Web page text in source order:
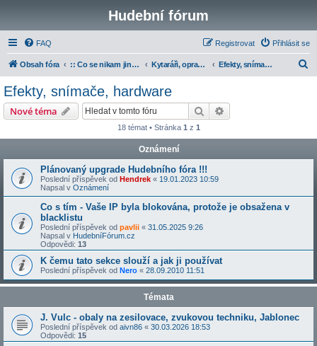
Hudební fórum
FAQ Přihlásit se
Registrovat
Obsah fóra :: Co se nikam jinam nevešlo Kytaráři, opraváři, zvukaři a učitelé Efekty, snímače, hardware
Efekty, snímače, hardware
Nové téma Hledat
18 témat • Stránka 1 z 1
Oznámení
Plánovaný upgrade Hudebního fóra !!!
Poslední příspěvek od Hendrek « 19.01.2023 10:59
Napsal v Oznámení
Co s tím - Vaše IP byla blokována, protože je obsažena v
blacklistu
Poslední příspěvek od pavlii « 31.05.2025 9:26
Napsal v HudebníFórum.cz
Odpovědi: 13
K čemu tato sekce slouží a jak ji používat
Poslední příspěvek od Nero « 28.09.2010 11:51
Témata
J. Vulc - obaly na zesilovace, zvukovou techniku, Jablonec
Poslední příspěvek od aivn86 « 30.03.2026 18:53
Odpovědi: 15